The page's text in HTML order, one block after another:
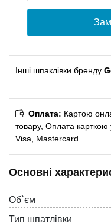
Інші шпаклівки бренду
Оплата: Картою
товару, Оплата карткою
Visa, Mastercard
Основні
Об`єм
Тип шпатлівки